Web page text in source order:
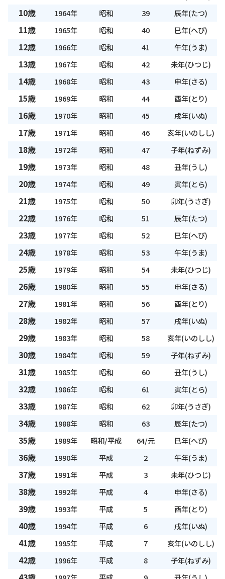
10歳 1964年 昭和 39 辰年(たつ)
11歳 1965年 昭和 40 巳年(へび)
12歳 1966年 昭和 41 午年(うま)
13歳 1967年 昭和 42 未年(ひつじ)
14歳 1968年 昭和 43 申年(さる)
15歳 1969年 昭和 44 酉年(とり)
16歳 1970年 昭和 45 戌年(いぬ)
17歳 1971年 昭和 46 亥年(いのしし)
18歳 1972年 昭和 47 子年(ねずみ)
19歳 1973年 昭和 48 丑年(うし)
20歳 1974年 昭和 49 寅年(とら)
21歳 1975年 昭和 50 卯年(うさぎ)
22歳 1976年 昭和 51 辰年(たつ)
23歳 1977年 昭和 52 巳年(へび)
24歳 1978年 昭和 53 午年(うま)
25歳 1979年 昭和 54 未年(ひつじ)
26歳 1980年 昭和 55 申年(さる)
27歳 1981年 昭和 56 酉年(とり)
28歳 1982年 昭和 57 戌年(いぬ)
29歳 1983年 昭和 58 亥年(いのしし)
30歳 1984年 昭和 59 子年(ねずみ)
31歳 1985年 昭和 60 丑年(うし)
32歳 1986年 昭和 61 寅年(とら)
33歳 1987年 昭和 62 卯年(うさぎ)
34歳 1988年 昭和 63 辰年(たつ)
35歳 1989年 昭和/平成 64/元 巳年(へび)
36歳 1990年 平成 2 午年(うま)
37歳 1991年 平成 3 未年(ひつじ)
38歳 1992年 平成 4 申年(さる)
39歳 1993年 平成 5 酉年(とり)
40歳 1994年 平成 6 戌年(いぬ)
41歳 1995年 平成 7 亥年(いのしし)
42歳 1996年 平成 8 子年(ねずみ)